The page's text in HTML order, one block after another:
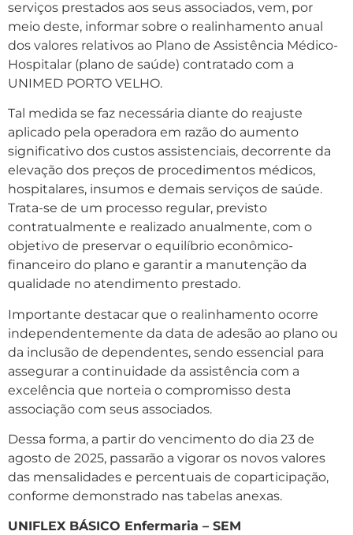
serviços prestados aos seus associados, vem, por
meio deste, informar sobre o realinhamento anual
dos valores relativos ao Plano de Assistência Médico-
Hospitalar (plano de saúde) contratado com a
UNIMED PORTO VELHO.
Tal medida se faz necessária diante do reajuste
aplicado pela operadora em razão do aumento
significativo dos custos assistenciais, decorrente da
elevação dos preços de procedimentos médicos,
hospitalares, insumos e demais serviços de saúde.
Trata-se de um processo regular, previsto
contratualmente e realizado anualmente, com o
objetivo de preservar o equilíbrio econômico-
financeiro do plano e garantir a manutenção da
qualidade no atendimento prestado.
Importante destacar que o realinhamento ocorre
independentemente da data de adesão ao plano ou
da inclusão de dependentes, sendo essencial para
assegurar a continuidade da assistência com a
excelência que norteia o compromisso desta
associação com seus associados.
Dessa forma, a partir do vencimento do dia 23 de
agosto de 2025, passarão a vigorar os novos valores
das mensalidades e percentuais de coparticipação,
conforme demonstrado nas tabelas anexas.
UNIFLEX BÁSICO Enfermaria – SEM